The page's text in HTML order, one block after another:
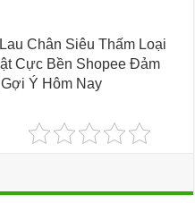
Chân Siêu Thấm Loại
Cực Bền Shopee Đảm
Ý Hôm Nay